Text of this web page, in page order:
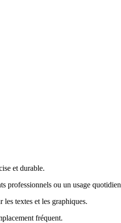
et durable.
professionnels ou un usage quotidien
les textes et les graphiques.
fréquent.